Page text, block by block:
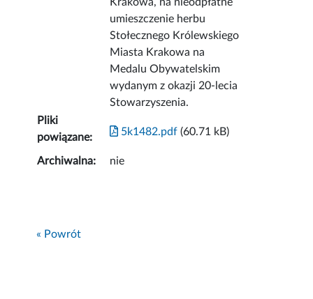
umieszczenie herbu
Stołecznego Królewskiego
Miasta Krakowa na
Medalu Obywatelskim
wydanym z okazji 20-lecia
Stowarzyszenia.
Pliki
powiązane:
5k1482.pdf (60.71 kB)
Archiwalna: nie
« Powrót